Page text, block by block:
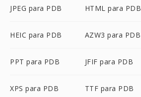
JPEG para PDB HTML para PDB
HEIC para PDB AZW3 para PDB
PPT para PDB JFIF para PDB
XPS para PDB TTF para PDB